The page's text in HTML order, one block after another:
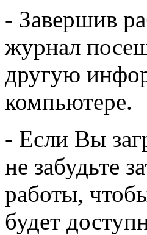
- Завершив
журнал
другую
компьютере.
- Если Вы
не забудьте
работы,
будет